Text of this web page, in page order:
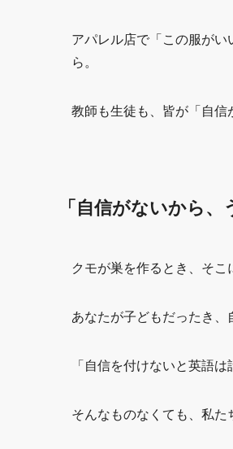
アパレル店で「この服が
ら。
教師も生徒も、皆が「自信
「自信がないから
クモが巣を作るとき、そ
あなたが子どもだったき
「自信を付けないと英語
そんなものなくても、私た